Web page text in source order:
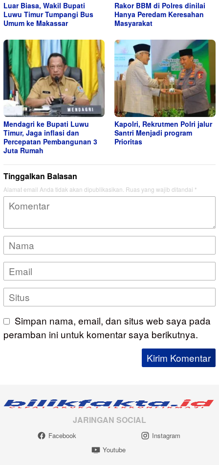
Luar Biasa, Wakil Bupati
Luwu Timur Tumpangi Bus
Umum ke Makassar
Rakor BBM di Polres dinilai
Hanya Peredam Keresahan
Masyarakat
Mendagri ke Bupati Luwu
Timur, Jaga inflasi dan
Percepatan Pembangunan 3
Juta Rumah
Kapolri, Rekrutmen Polri jalur
Santri Menjadi program
Prioritas
Tinggalkan Balasan
Alamat email Anda tidak akan dipublikasikan. Ruas yang wajib ditandai *
Simpan nama, email, dan situs web saya pada
peramban ini untuk komentar saya berikutnya.
JARINGAN SOCIAL
Facebook
Instagram
Youtube